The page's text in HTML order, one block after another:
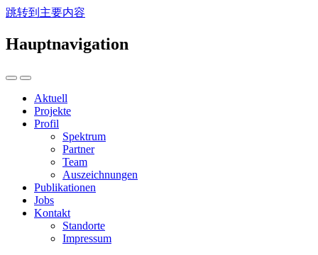
跳转到主要内容
Hauptnavigation
Aktuell
Projekte
Profil
Spektrum
Partner
Team
Auszeichnungen
Publikationen
Jobs
Kontakt
Standorte
Impressum